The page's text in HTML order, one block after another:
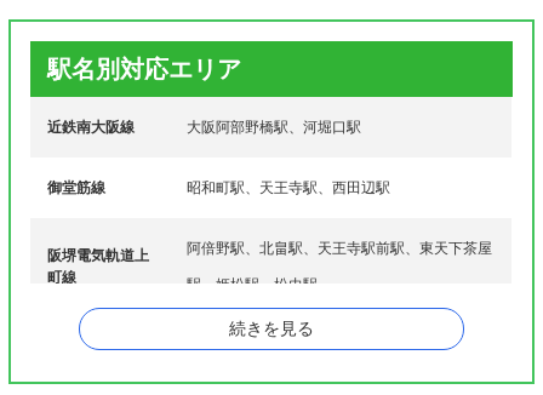
駅名別対応エリア
近鉄南大阪線 大阪阿部野橋駅、河堀口駅
御堂筋線 昭和町駅、天王寺駅、西田辺駅
阪堺電気軌道上
町線
阿倍野駅、北畠駅、天王寺駅前駅、東天下茶屋
駅、姫松駅、松虫駅
阪和線
続きを見る